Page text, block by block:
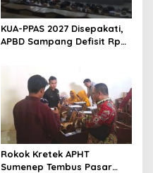
KUA-PPAS 2027 Disepakati,
APBD Sampang Defisit Rp
Rokok Kretek APHT
Sumenep Tembus Pasar